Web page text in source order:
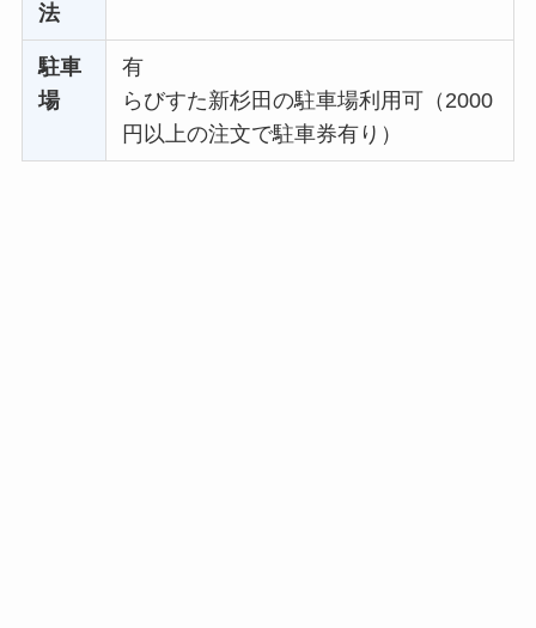
法
駐車
場
有
らびすた新杉田の駐車場利用可（2000
円以上の注文で駐車券有り）